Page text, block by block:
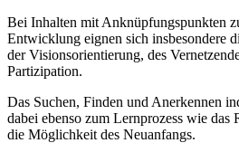
Bei Inhalten mit Anknüpfungspunkten
Entwicklung eignen sich insbesondere
der Visionsorientierung, des
Partizipation.
Das Suchen, Finden und Anerkennen
dabei ebenso zum Lernprozess wie das
die Möglichkeit des Neuanfangs.